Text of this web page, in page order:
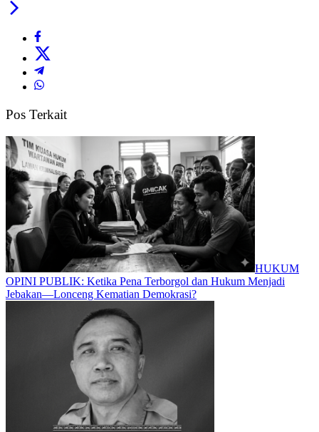
Pos Terkait
HUKUM
OPINI PUBLIK: Ketika Pena Terborgol dan Hukum Menjadi
Jebakan—Lonceng Kematian Demokrasi?